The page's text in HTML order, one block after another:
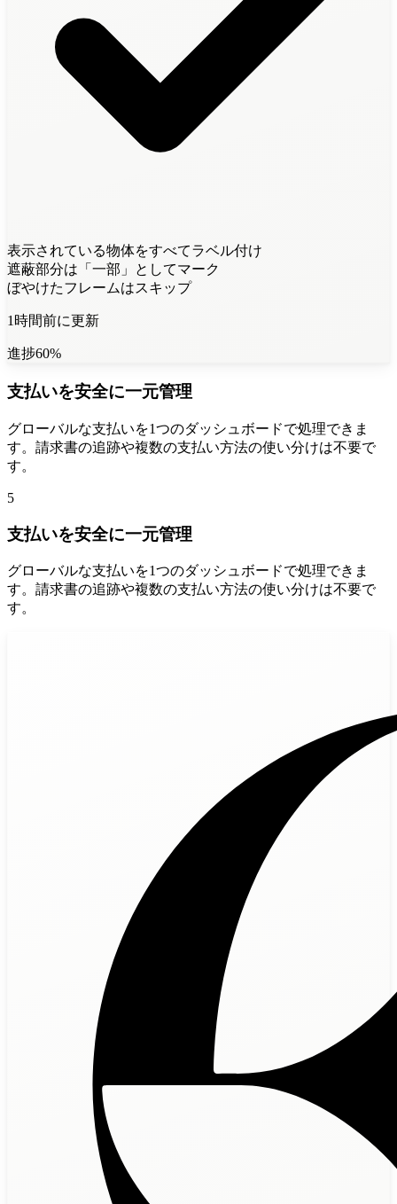
表示されている物体をすべてラベル付け
遮蔽部分は「一部」としてマーク
ぼやけたフレームはスキップ
1時間前に更新
進捗60%
支払いを安全に一元管理
グローバルな支払いを1つのダッシュボードで処理できま
す。請求書の追跡や複数の支払い方法の使い分けは不要で
す。
5
支払いを安全に一元管理
グローバルな支払いを1つのダッシュボードで処理できま
す。請求書の追跡や複数の支払い方法の使い分けは不要で
す。